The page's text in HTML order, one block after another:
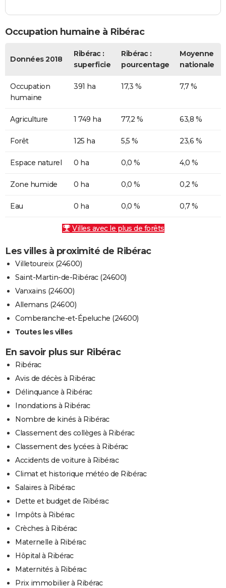
Occupation humaine à Ribérac
Données 2018
Ribérac :
superficie
Ribérac :
pourcentage
Moyenne
nationale
Occupation
humaine
391 ha 17,3 % 7,7 %
Agriculture 1 749 ha 77,2 % 63,8 %
Forêt 125 ha 5,5 % 23,6 %
Espace naturel 0 ha 0,0 % 4,0 %
Zone humide 0 ha 0,0 % 0,2 %
Eau 0 ha 0,0 % 0,7 %
Villes avec le plus de forêts
Les villes à proximité de Ribérac
Villetoureix (24600)
Saint-Martin-de-Ribérac (24600)
Vanxains (24600)
Allemans (24600)
Comberanche-et-Épeluche (24600)
Toutes les villes
En savoir plus sur Ribérac
Ribérac
Avis de décès à Ribérac
Délinquance à Ribérac
Inondations à Ribérac
Nombre de kinés à Ribérac
Classement des collèges à Ribérac
Classement des lycées à Ribérac
Accidents de voiture à Ribérac
Climat et historique météo de Ribérac
Salaires à Ribérac
Dette et budget de Ribérac
Impôts à Ribérac
Crèches à Ribérac
Maternelle à Ribérac
Hôpital à Ribérac
Maternités à Ribérac
Prix immobilier à Ribérac